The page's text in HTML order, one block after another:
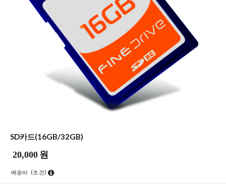
SD카드(16GB/32GB)
20,000 원
배송비 (조건)